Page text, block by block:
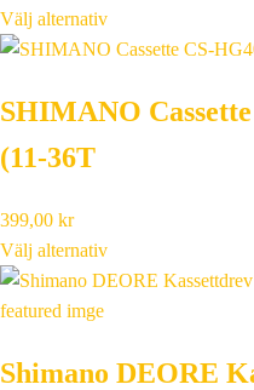
Välj alternativ
SHIMANO
(11-36T
399,00 kr
Välj alternativ
Shimano DEORE